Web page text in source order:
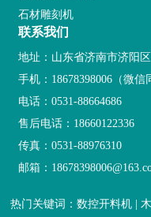
石材雕刻机
联系我们
地址：山东省济南市济阳
手机： 18678398006 （微信
电话：0531-88664686
售后电话： 18660122336
传真：0531-88976310
邮箱：
热门关键词：数控开料机 |